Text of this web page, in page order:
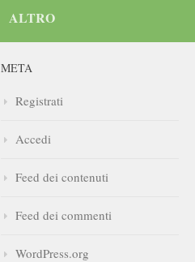
ALTRO
META
Registrati
Accedi
Feed dei contenuti
Feed dei commenti
WordPress.org